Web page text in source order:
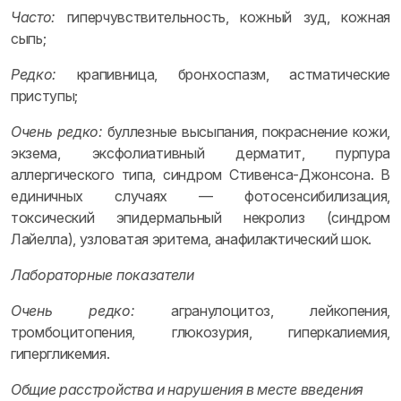
Часто: гиперчувствительность, кожный зуд, кожная
сыпь;
Редко: крапивница, бронхоспазм, астматические
приступы;
Очень редко: буллезные высыпания, покраснение кожи,
экзема, эксфолиативный дерматит, пурпура
аллергического типа, синдром Стивенса-Джонсона. В
единичных случаях — фотосенсибилизация,
токсический эпидермальный некролиз (синдром
Лайелла), узловатая эритема, анафилактический шок.
Лабораторные показатели
Очень редко: агранулоцитоз, лейкопения,
тромбоцитопения, глюкозурия, гиперкалиемия,
гипергликемия.
Общие расстройства и нарушения в месте введения